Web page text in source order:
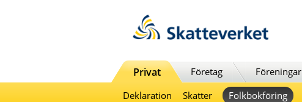
Privat Företag Föreningar
Deklaration
Skatter Folkbokföring